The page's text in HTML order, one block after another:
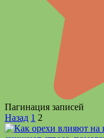
Пагинация записей
Назад 1 2